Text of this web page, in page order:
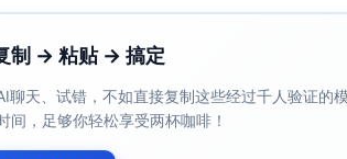
制 → 粘贴 → 搞定
聊天、试错，不如直接复制这些经过千人验证的
间，足够你轻松享受两杯咖啡！